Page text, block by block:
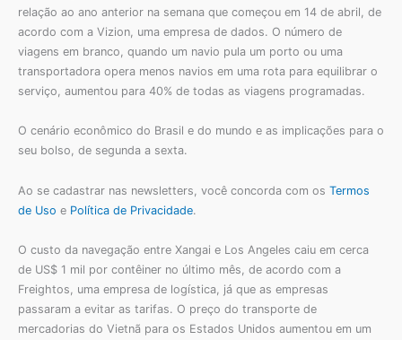
relação ao ano anterior na semana que começou em 14 de abril, de
acordo com a Vizion, uma empresa de dados. O número de
viagens em branco, quando um navio pula um porto ou uma
transportadora opera menos navios em uma rota para equilibrar o
serviço, aumentou para 40% de todas as viagens programadas.
O cenário econômico do Brasil e do mundo e as implicações para o
seu bolso, de segunda a sexta.
Ao se cadastrar nas newsletters, você concorda com os Termos
de Uso e Política de Privacidade.
O custo da navegação entre Xangai e Los Angeles caiu em cerca
de US$ 1 mil por contêiner no último mês, de acordo com a
Freightos, uma empresa de logística, já que as empresas
passaram a evitar as tarifas. O preço do transporte de
mercadorias do Vietnã para os Estados Unidos aumentou em um